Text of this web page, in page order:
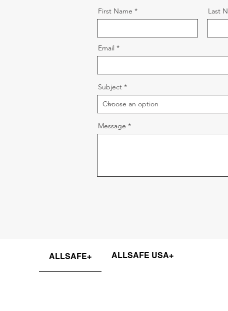
First Name Last
Email
Subject
Message
ALLSAFE+ ALLSAFE USA+